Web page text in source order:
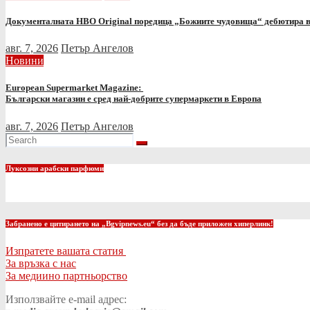
Документалната HBO Original поредица „Божиите чудовища“ дебютира
авг. 7, 2026 Петър Ангелов
Новини
European Supermarket Magazine:
Български магазин е сред най-добрите супермаркети в Европа
авг. 7, 2026 Петър Ангелов
Луксозни арабски парфюми
Забранено е цитирането на „Bgvipnews.eu“ без да бъде приложен хиперлинк!
Изпратете вашата статия
За връзка с нас
За медиино партньорство
Използвайте e-mail адрес: